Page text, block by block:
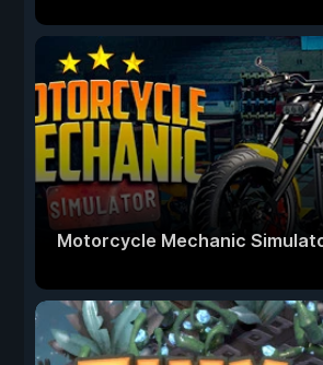
Motorcycle Mechanic